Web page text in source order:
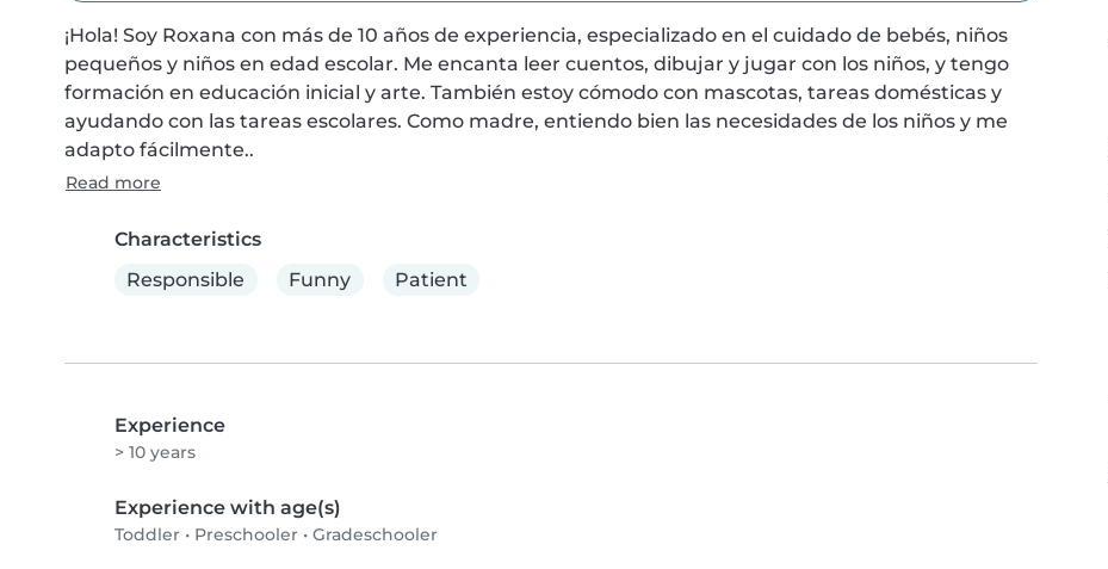
¡Hola! Soy Roxana con más de 10 años de experiencia, especializado en el cuidado de bebés, niños
pequeños y niños en edad escolar. Me encanta leer cuentos, dibujar y jugar con los niños, y tengo
formación en educación inicial y arte. También estoy cómodo con mascotas, tareas domésticas y
ayudando con las tareas escolares. Como madre, entiendo bien las necesidades de los niños y me
adapto fácilmente..
Read more
Characteristics
Responsible
Funny Patient
Experience
> 10 years
Experience with age(s)
Toddler • Preschooler • Gradeschooler